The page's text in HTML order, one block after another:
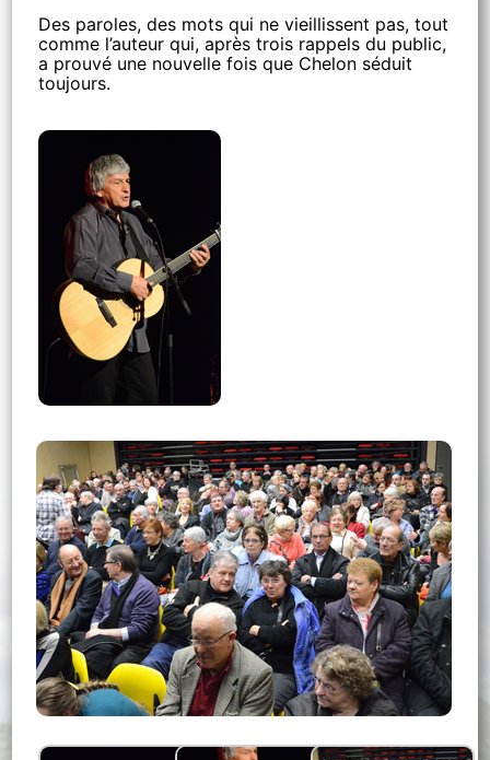
Des paroles, des mots qui ne vieillissent pas, tout
comme l’auteur qui, après trois rappels du public,
a prouvé une nouvelle fois que Chelon séduit
toujours.